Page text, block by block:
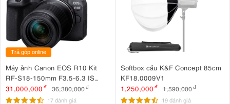
Trả góp online
Máy ảnh Canon EOS R10 Kit
RF-S18-150mm F3.5-6.3 IS
STM
31,000,000 đ 36,380,000đ
17 đánh giá
Softbox cầu K&F Concept 85cm
KF18.0009V1
1,250,000 đ 1,590,000 đ
19 đánh giá